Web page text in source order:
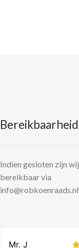
Bereikbaarheid
Indien gesloten zijn wij
bereikbaar via
info@robkoenraads.nl